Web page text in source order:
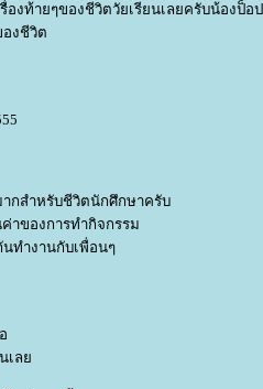
องท้ายๆของชีวิตวัยเรียนเลยครับน้องป็อป
งชีวิต
กสำหรับชีวิตนักศึกษาครับ
าของการทำกิจกรรม
นทำงานกับเพื่อนๆ
นเล